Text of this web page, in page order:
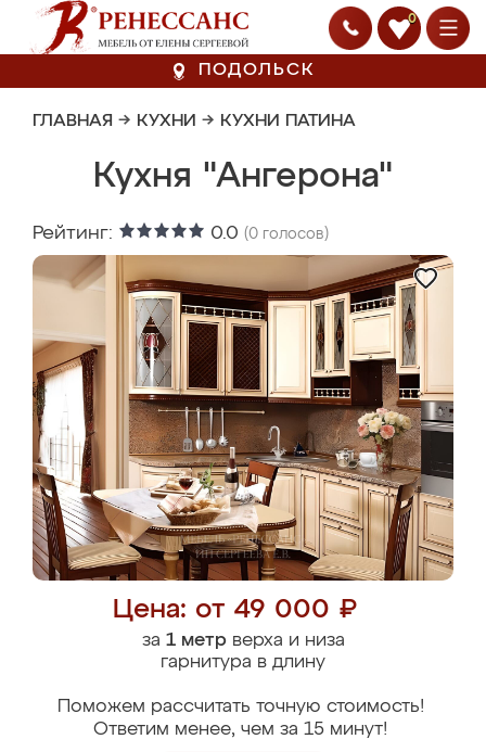
0
ПОДОЛЬСК
ГЛАВНАЯ → КУХНИ → КУХНИ ПАТИНА
Кухня "Ангерона"
Рейтинг: 0.0 (0 голосов)
Цена: от 49 000 ₽
за 1 метрверха и низа
гарнитура в длину
Поможем рассчитать точную стоимость!
Ответим менее, чем за 15 минут!